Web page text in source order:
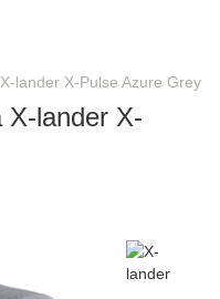
lander X-Pulse Azure Grey
X-lander X-